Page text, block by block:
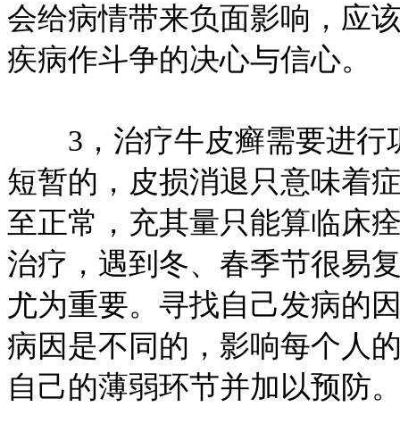
会给病情带来负面影响，应
疾病作斗争的决心与信心。
3，治疗牛皮癣需要进行
短暂的，皮损消退只意味着
至正常，充其量只能算临床
治疗，遇到冬、春季节很易
尤为重要。寻找自己发病的
病因是不同的，影响每个人
自己的薄弱环节并加以预防